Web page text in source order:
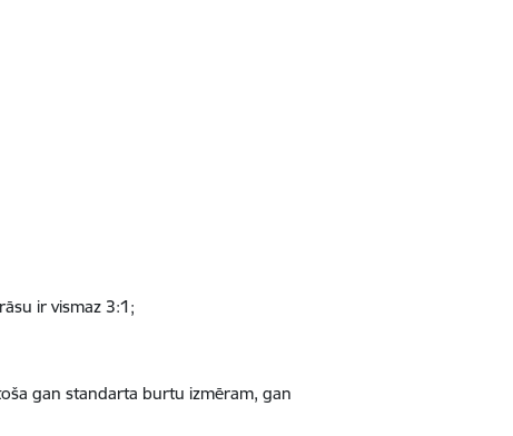
ir vismaz 3:1;
gan standarta burtu izmēram, gan